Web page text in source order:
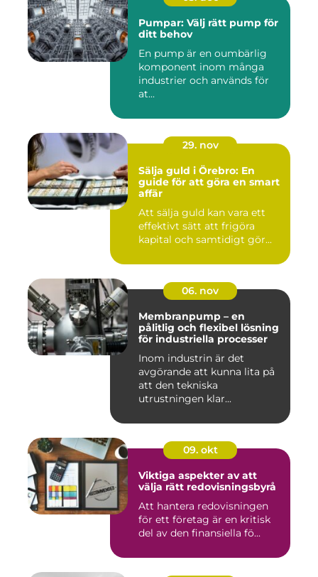
Pumpar: Välj rätt pump för
ditt behov
En pump är en oumbärlig
komponent inom många
industrier och används för
at...
29. nov
Sälja guld i Örebro: En
guide för att göra en smart
affär
Att sälja guld kan vara ett
effektivt sätt att frigöra
kapital och samtidigt gör...
06. nov
Membranpump – en
pålitlig och flexibel lösning
för industriella processer
Inom industrin är det
avgörande att kunna lita på
att den tekniska
utrustningen klar...
09. okt
Viktiga aspekter av att
välja rätt redovisningsbyrå
Att hantera redovisningen
för ett företag är en kritisk
del av den finansiella fö...